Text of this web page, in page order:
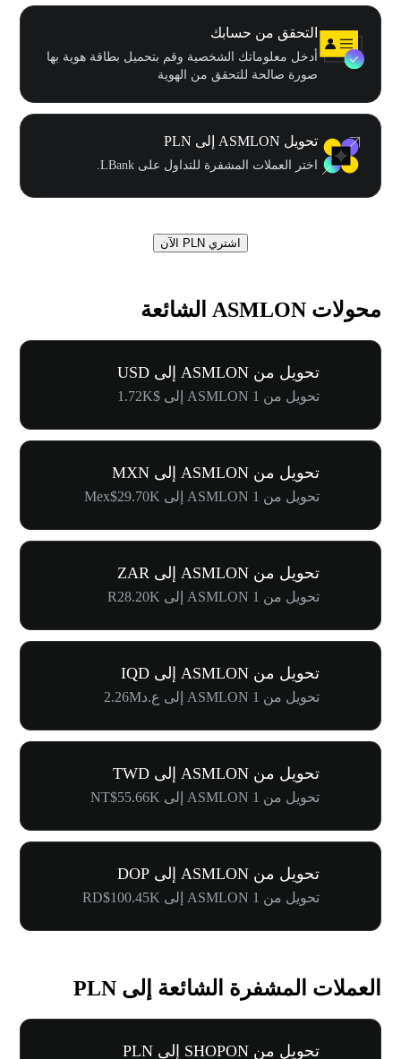
التحقق من حسابك
أدخل معلوماتك الشخصية وقم بتحميل بطاقة هوية بها
صورة صالحة للتحقق من الهوية
تحويل ASMLON إلى PLN
اختر العملات المشفرة للتداول على LBank.
اشتري PLN الآن
محولات ASMLON الشائعة
تحويل من ASMLON إلى USD
تحويل من 1 ASMLON إلى $1.72K
تحويل من ASMLON إلى MXN
تحويل من 1 ASMLON إلى Mex$29.70K
تحويل من ASMLON إلى ZAR
تحويل من 1 ASMLON إلى R28.20K
تحويل من ASMLON إلى IQD
تحويل من 1 ASMLON إلى ع.د2.26M
تحويل من ASMLON إلى TWD
تحويل من 1 ASMLON إلى NT$55.66K
تحويل من ASMLON إلى DOP
تحويل من 1 ASMLON إلى RD$100.45K
العملات المشفرة الشائعة إلى PLN
تحويل من SHOPON إلى PLN